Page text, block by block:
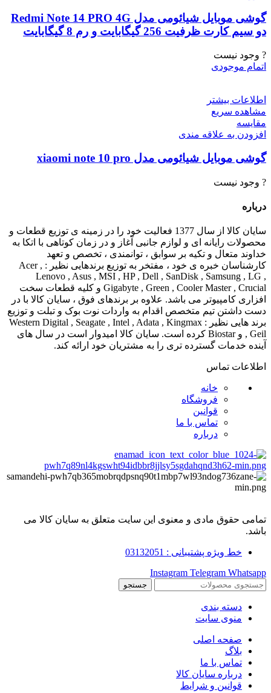
گوشی موبایل شیائومی مدل Redmi Note 14 PRO 4G
دو سیم کارت ظرفیت 256 گیگابایت و رم 8 گیگابایت
? وجود نیست
اتمام موجودی
اطلاعات بیشتر
مشاهده سریع
مقایسه
افزودن به علاقه مندی
گوشی موبایل شیائومی مدل xiaomi note 10 pro
? وجود نیست
درباره
سایان کالا از سال 1377 فعالیت خود را در زمینه ی توزیع قطعات و
محصولات رایانه ای و لوازم جانبی آغاز و در زمان کوتاهی با اتکا به
خداوند متعال و تکیه بر سوابق ، توانمندی ، تخصص و تعهد
کارشناسان خبره ی خود ، مفتخر به توزیع برندهایی نظیر : Acer ,
Lenovo , Asus , MSI , HP , Dell , SanDisk , Samsung , LG ,
Gigabyte , Green , Cooler Master , Crucial و کلیه قطعات سخت
افزاری کامپیوتر می باشد. علاوه بر برندهای فوق ، سایان کالا با در
دست داشتن تیم متخصص اقدام به واردات نوت بوک و تبلت و توزیع
برند هایی نظیر : Western Digital , Seagate , Intel , Adata , Kingmax
, Geil و Biostar کرده است. سایان کالا امیدوار است در سال های
آینده خدمات گسترده تری را به مشتریان خود ارائه کند.
اطلاعات تماس
خانه
فروشگاه
قوانین
تماس با ما
درباره
تمامی حقوق مادی و معنوی این سایت متعلق به سایان کالا می
باشد.
خط ویژه پشتیبانی : 03132051
Instagram Telegram Whatsapp
جستجو
دسته بندی
منوی سایت
صفحه اصلی
بلاگ
تماس با ما
درباره سایان کالا
قوانین و شرایط